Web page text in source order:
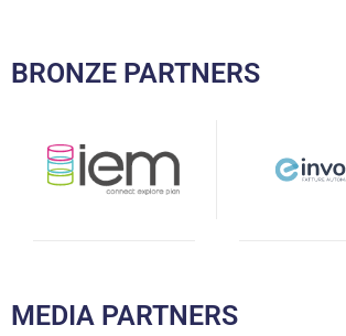
BRONZE PARTNERS
MEDIA PARTNERS